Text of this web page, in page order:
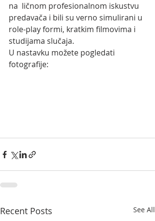
na  ličnom profesionalnom iskustvu
predavača i bili su verno simulirani u
role-play formi, kratkim filmovima i
studijama slučaja.
U nastavku možete pogledati
fotografije:
Recent Posts See All